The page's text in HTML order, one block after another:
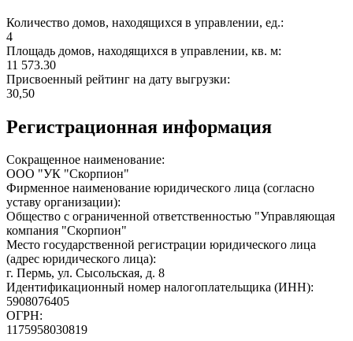
Количество домов, находящихся в управлении, ед.:
4
Площадь домов, находящихся в управлении, кв. м:
11 573.30
Присвоенный рейтинг на дату выгрузки:
30,50
Регистрационная информация
Сокращенное наименование:
ООО "УК "Скорпион"
Фирменное наименование юридического лица (согласно
уставу организации):
Общество с ограниченной ответственностью "Управляющая
компания "Скорпион"
Место государственной регистрации юридического лица
(адрес юридического лица):
г. Пермь, ул. Сысольская, д. 8
Идентификационный номер налогоплательщика (ИНН):
5908076405
ОГРН:
1175958030819